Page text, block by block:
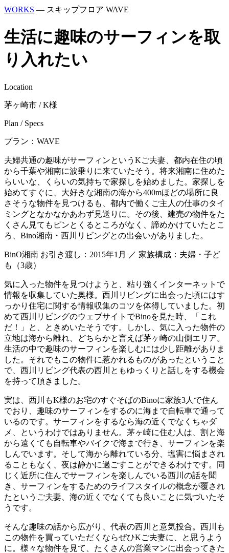
WORKS ― スキップフロア WAVE
生活に趣味のサーフィンを取
り入れたい
Location
茅ヶ崎市 / K様
Plan / Specs
プラン：WAVE
夫婦共通の趣味がサーフィンというKご夫妻、都内在住の頃
から千葉や湘南に波乗りに来ていたそう。将来湘南に住めた
らいいな、くらいの気持ちで家探しを始めました。家探しを
始めてすぐに、大好きな湘南の海から400mほどの場所に良
さそうな物件を見つけるも、都内で働くご主人の仕事のタイ
ミングとなかなかあわず見送りに。その後、建売の物件をた
くさん見てもピンとくるところがなく、諦めかけていたとこ
ろ、Bino湘南・西川リビングとの出会いがありました。
BinO湘南 お引き渡し：2015年1月 ／ 家族構成：夫婦・子ど
も（3歳）
気に入った物件を見つけようと、粘り強くインターネットで
情報を収集していた奥様。西川リビングに出会った頃にはす
っかり住宅に関する情報収集のコツを体得していました。初
めて西川リビングのウェブサイトでBinoを見た時、「これ
だ！」と、ときめいたそうです。しかし、気に入った物件の
立地は海から離れ、どちらかと言えば茅ヶ崎の山側エリア。
生活の中で趣味のサーフィンを楽しむには少し距離がありま
した。それでもこの物件に惹かれるものがあったということ
で、西川リビング代表の西川ともゆっくりと話しをする機会
を持って頂きました。
実は、西川もK様のお宅のすぐそばのBinoに家族3人で住ん
でおり、趣味のサーフィンをするのに海まで自転車で通って
いるのです。サーフィンをするなら海の近くでなくちゃダ
メ、というわけではありません。茅ヶ崎に住む人は、割と海
から遠くても自転車やバイクで海まで行き、サーフィンを楽
しんでいます。そして海から離れている分、塩害に悩まされ
ることもなく、夜は静かに過ごすことができるわけです。同
じく近所に住んでサーフィンを楽しんでいる西川の話を聞
き、サーフィンをするためのライフスタイルの概念が覆され
たというご夫妻、海の近くでなくても良いことに気づいたそ
うです。
そんな趣味の話から広がり、代表の西川と意気投合。西川も
この物件を買っていただくならぜひKご夫妻に、と思うよう
に。様々な物件を見て、たくさんの営業マンに出会ってきた